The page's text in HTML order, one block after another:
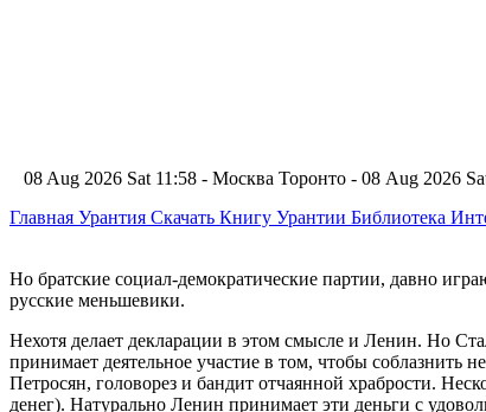
08 Aug 2026 Sat 11:58 - Москва Торонто - 08 Aug 2026
Главная Урантия Скачать Книгу Урантии Библиотека
Но братские социал-демократические партии, давно
русские меньшевики.
Нехотя делает декларации в этом смысле и Ленин. Но
принимает деятельное участие в том, чтобы соблазнить
Петросян, головорез и бандит отчаянной храбрости.
денег). Натурально Ленин принимает эти деньги с